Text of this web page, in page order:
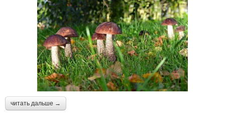
читать дальше →